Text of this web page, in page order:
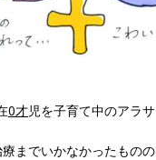
0才児を子育て中のアラ
までいかなかったもの